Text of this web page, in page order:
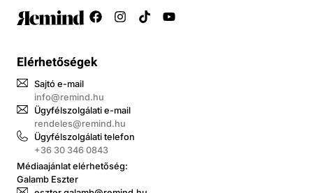
Elérhetőségek
Sajtó e-mail
info@remind.hu
Ügyfélszolgálati e-mail
rendeles@remind.hu
Ügyfélszolgálati telefon
+36 30 346 0843
Médiaajánlat elérhetőség:
Galamb Eszter